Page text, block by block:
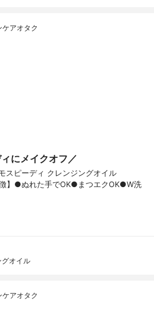
アオタク
にメイクオフ／
ピーディ クレンジングオイル
●ぬれた手でOK●まつエクOK●W洗
グオイル
アオタク